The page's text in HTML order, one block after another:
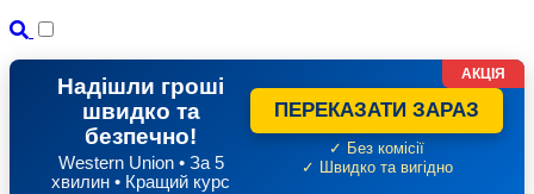
Надішли гроші
швидко та
безпечно!
Western Union • За 5
хвилин • Кращий курс
ПЕРЕКАЗАТИ ЗАРАЗ
✓ Без комісії
✓ Швидко та вигідно
АКЦІЯ